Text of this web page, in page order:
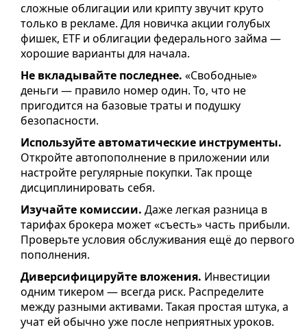
сложные облигации или крипту звучит круто
только в рекламе. Для новичка акции голубых
фишек, ETF и облигации федерального займа —
хорошие варианты для начала.
Не вкладывайте последнее. «Свободные»
деньги — правило номер один. То, что не
пригодится на базовые траты и подушку
безопасности.
Используйте автоматические инструменты.
Откройте автопополнение в приложении или
настройте регулярные покупки. Так проще
дисциплинировать себя.
Изучайте комиссии. Даже легкая разница в
тарифах брокера может «съесть» часть прибыли.
Проверьте условия обслуживания ещё до первого
пополнения.
Диверсифицируйте вложения. Инвестиции
одним тикером — всегда риск. Распределите
между разными активами. Такая простая штука, а
учат ей обычно уже после неприятных уроков.